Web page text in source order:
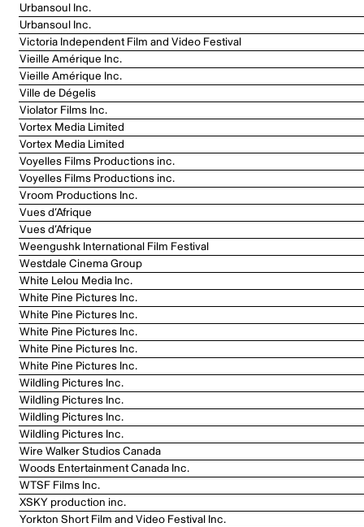
Urbansoul Inc.
Urbansoul Inc.
Victoria Independent Film and Video Festival
Vieille Amérique Inc.
Vieille Amérique Inc.
Ville de Dégelis
Violator Films Inc.
Vortex Media Limited
Vortex Media Limited
Voyelles Films Productions inc.
Voyelles Films Productions inc.
Vroom Productions Inc.
Vues d’Afrique
Vues d’Afrique
Weengushk International Film Festival
Westdale Cinema Group
White Lelou Media Inc.
White Pine Pictures Inc.
White Pine Pictures Inc.
White Pine Pictures Inc.
White Pine Pictures Inc.
White Pine Pictures Inc.
Wildling Pictures Inc.
Wildling Pictures Inc.
Wildling Pictures Inc.
Wildling Pictures Inc.
Wire Walker Studios Canada
Woods Entertainment Canada Inc.
WTSF Films Inc.
XSKY production inc.
Yorkton Short Film and Video Festival Inc.